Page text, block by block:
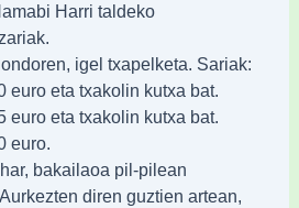
Harri taldeko
igel txapelketa. Sariak:
euro eta txakolin kutxa bat.
euro eta txakolin kutxa bat.
euro.
bakailaoa pil-pilean
diren guztien artean,